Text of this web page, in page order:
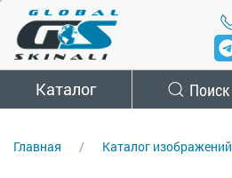
Каталог Поиск
Главная Каталог изображений